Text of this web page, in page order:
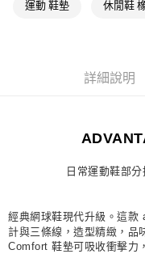
每筆NT$80，滿
付款後門市自取
每筆NT$80，滿
運動 鞋墊 休閒鞋
詳細說明
日常運動鞋部
經典網球鞋現代升級。這款
計與三條線，造型精緻，品
Comfort 鞋墊可吸收衝擊力